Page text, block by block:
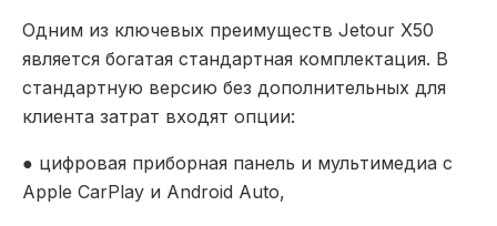
Одним из ключевых преимуществ Jetour X50
является богатая стандартная комплектация. В
стандартную версию без дополнительных для
клиента затрат входят опции:
● цифровая приборная панель и мультимедиа с
Apple CarPlay и Android Auto,